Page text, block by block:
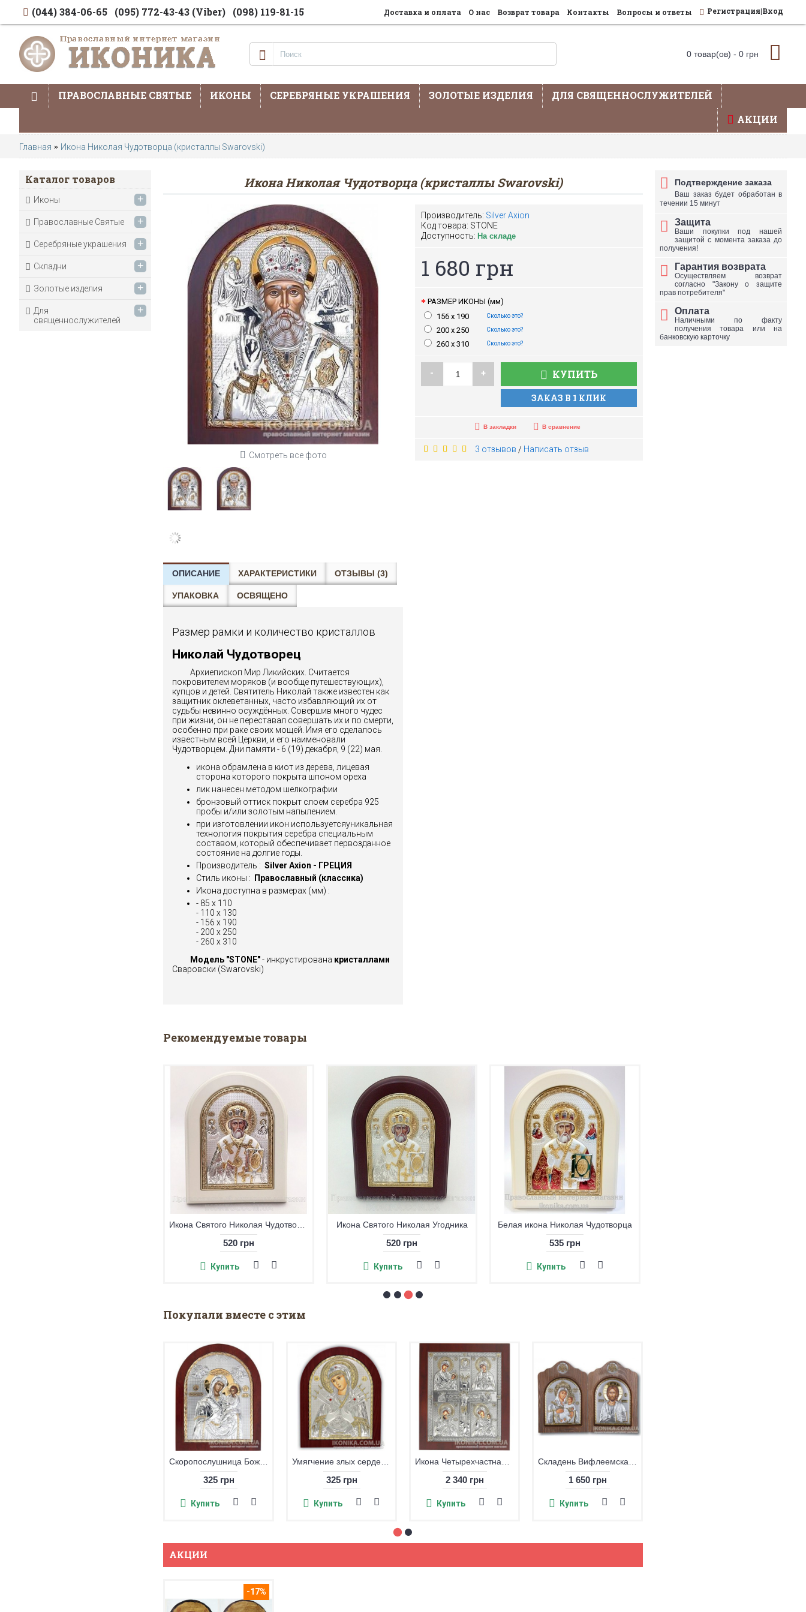
(044) 384-06-65 (095) 772-43-43 (Viber) (098) 119-81-15 Доставка и оплата О нас Возврат товара Контакты Вопросы и ответы Регистрация|Вход
0 товар(ов) - 0 грн
ПРАВОСЛАВНЫЕ СВЯТЫЕ ИКОНЫ СЕРЕБРЯНЫЕ УКРАШЕНИЯ ЗОЛОТЫЕ ИЗДЕЛИЯ
ДЛЯ СВЯЩЕННОСЛУЖИТЕЛЕЙ
АКЦИИ
На сайте представлена не вся продукция - уточняйте по телефону
Главная Икона Николая Чудотворца (кристаллы Swarovski)
Каталог товаров
Иконы +
Православные Святые +
Серебряные украшения +
Складни +
Золотые изделия +
Для
священнослужителей
+
Подтверждение заказа
Ваш заказ будет обработан в
течении 15 минут
Защита
Ваши покупки под нашей
защитой с момента заказа до
получения!
Гарантия возврата
Осуществляем возврат
согласно "Закону о защите
прав потребителя"
Оплата
Наличными по факту
получения товара или на
банковскую карточку
Икона Николая Чудотворца (кристаллы Swarovski)
Смотреть все фото
ОПИСАНИЕ ХАРАКТЕРИСТИКИ ОТЗЫВЫ (3)
УПАКОВКА ОСВЯЩЕНО
Размер рамки и количество кристаллов
Николай Чудотворец
Архиепископ Мир Ликийских. Считается
покровителем моряков (и вообще путешествующих),
купцов и детей. Святитель Николай также известен как
защитник оклеветанных, часто избавляющий их от
судьбы невинно осуждённых. Совершив много чудес
при жизни, он не переставал совершать их и по смерти,
особенно при раке своих мощей. Имя его сделалось
известным всей Церкви, и его наименовали
Чудотворцем. Дни памяти - 6 (19) декабря, 9 (22) мая.
икона обрамлена в киот из дерева, лицевая
сторона которого покрыта шпоном ореха
лик нанесен методом шелкографии
бронзовый оттиск покрыт слоем серебра 925
пробы и/или золотым напылением.
при изготовлении икон используетсяуникальная
технология покрытия серебра специальным
составом, который обеспечивает первозданное
состояние на долгие годы.
Производитель : Silver Axion - ГРЕЦИЯ
Стиль иконы :
Православный (классика)
Икона доступна в размерах (мм) :
- 85 x 110
- 110 х 130
- 156 x 190
- 200 x 250
- 260 x 310
Модель "STONE"- инкрустирована кристаллами
Сваровски (Swarovski)
Производитель: Silver Axion
Код товара: STONE
Доступность: На складе
1 680 грн
РАЗМЕР ИКОНЫ (мм)
156 x 190
Сколько это?
200 x 250 Сколько это?
260 x 310 Сколько это?
- + КУПИТЬ
ЗАКАЗ В 1 КЛИК
В закладки В сравнение
3 отзывов / Написать отзыв
Рекомендуемые товары
520 грн
Купить
Икона Святого Николая Угодника
520 грн
Купить
Белая икона Николая Чудотворца
535 грн
Купить
Покупали вместе с этим
Скоропослушница Божия Матерь икона
325 грн
Купить
Умягчение злых сердец икона
325 грн
Купить
Икона Четырехчастная (Материнская икона)
2 340 грн
Купить
Складень Вифлеемская и Христос
1 650 грн
Купить
АКЦИИ
-17%